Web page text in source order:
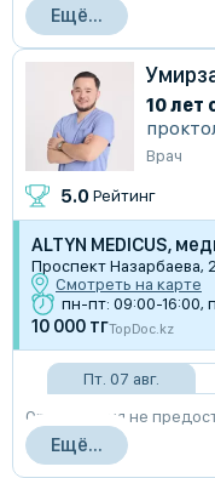
Ещё...
10 лет
Врач
5.0 Рейтинг
ALTYN MEDICUS,
​Проспект Назарбаева,
Смотреть на карте
пн-пт: 09:00-16:00,
10 000 тгTopDoc.kz
Пт. 07 авг.
Организация не
Ещё...